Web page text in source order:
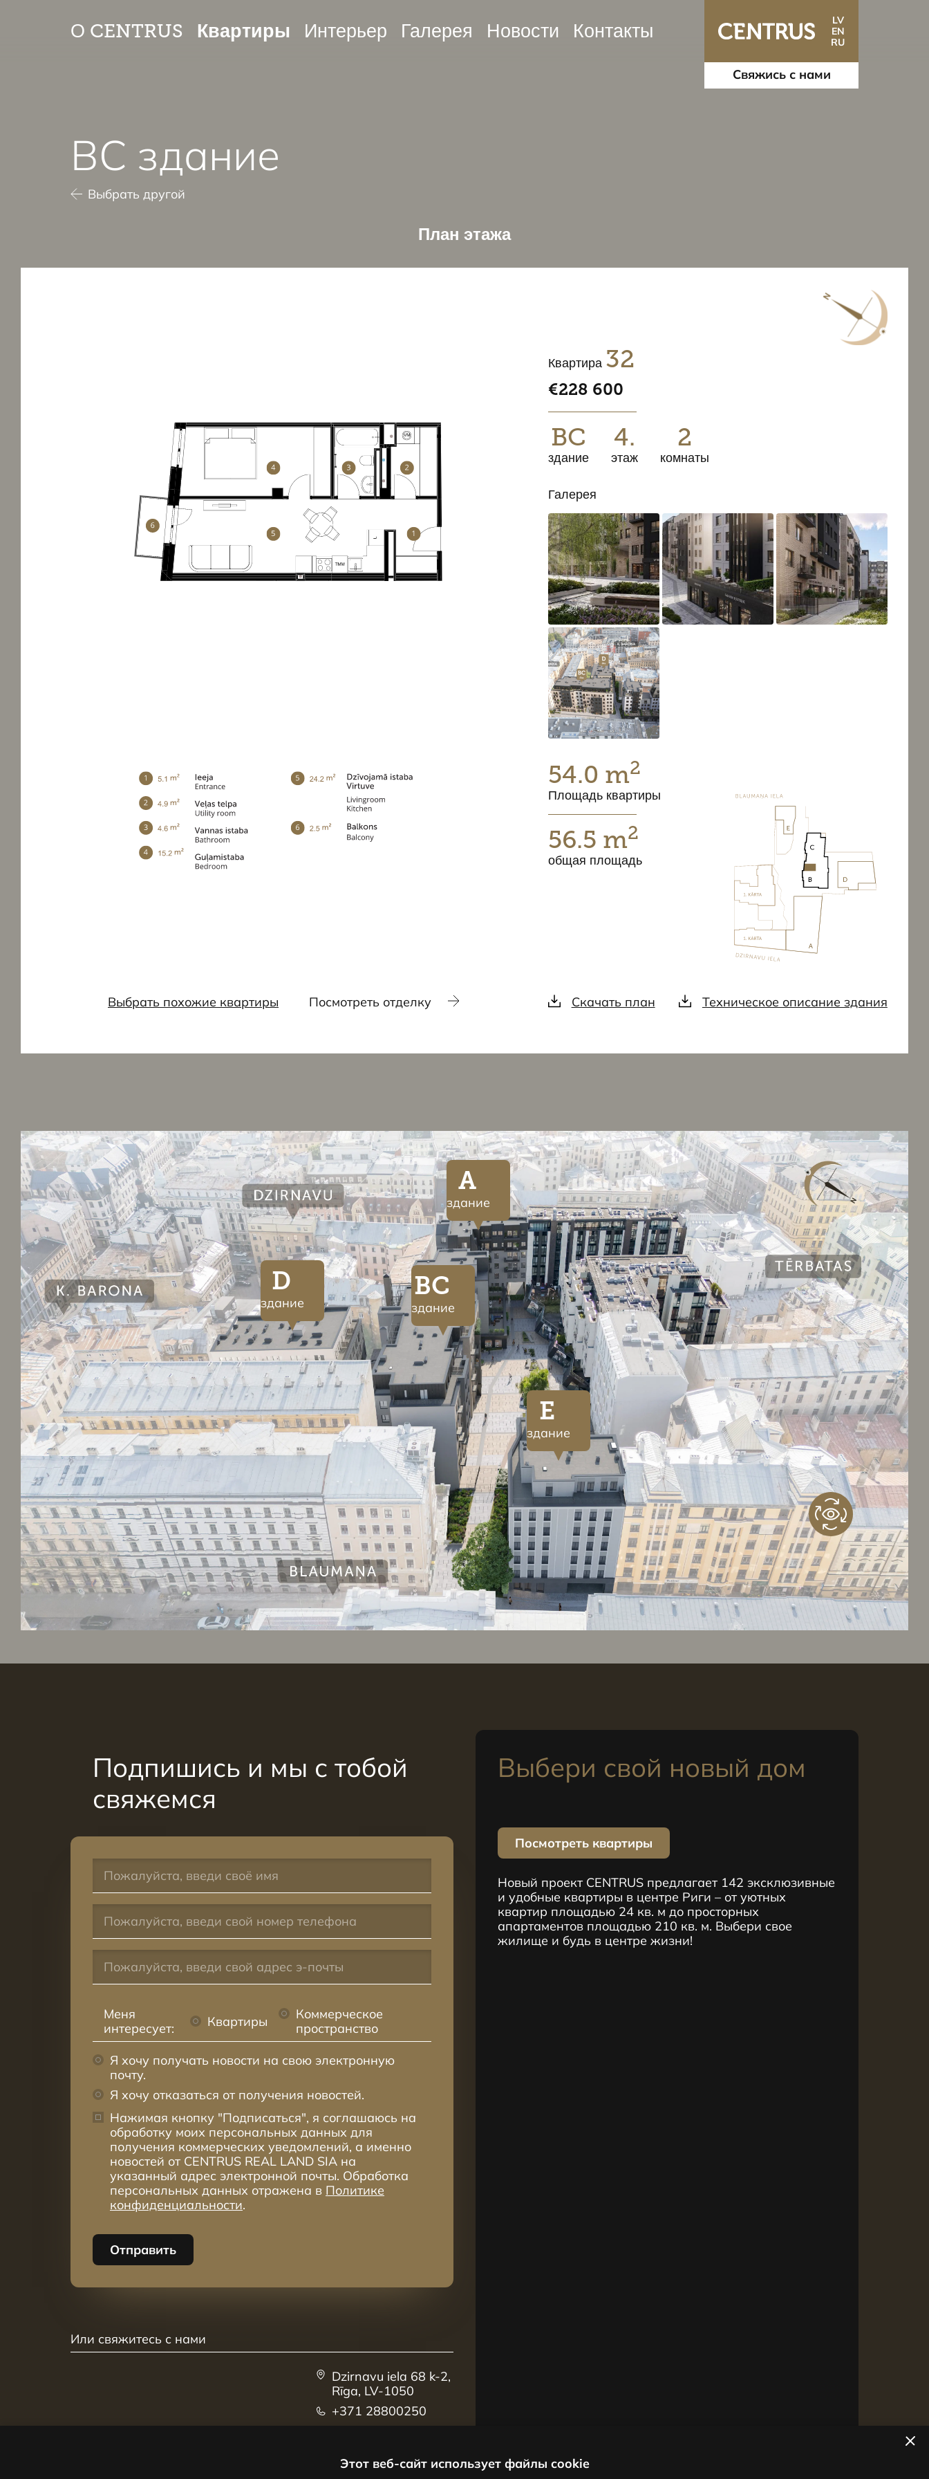
Этот веб-сайт использует файлы cookie
О CENTRUS Квартиры Интерьер Галерея Новости Контакты
LV
EN
RU
Свяжись с нами
BC здание
Выбрать другой
План этажа
Квартира 32
€228 600
BC
здание
4.
этаж
2
комнаты
Галерея
54.0 m2
Площадь квартиры
56.5 m2
общая площадь
Выбрать похожие квартиры Посмотреть отделку Скачать план Техническое описание здания
A
здание
BC
здание
D
здание
E
здание
Подпишись и мы с тобой
свяжемся
Меня
интересует:
Квартиры
Коммерческое
пространство
Я хочу получать новости на свою электронную
почту.
Я хочу отказаться от получения новостей.
Нажимая кнопку "Подписаться", я соглашаюсь на
обработку моих персональных данных для
получения коммерческих уведомлений, а именно
новостей от CENTRUS REAL LAND SIA на
указанный адрес электронной почты. Обработка
персональных данных отражена в Политике
конфиденциальности.
Отправить
Или свяжитесь с нами
Dzirnavu iela 68 k-2,
Rīga, LV-1050
+371 28800250
Выбери свой новый дом
Посмотреть квартиры
Новый проект CENTRUS предлагает 142 эксклюзивные
и удобные квартиры в центре Риги – от уютных
квартир площадью 24 кв. м до просторных
апартаментов площадью 210 кв. м. Выбери свое
жилище и будь в центре жизни!